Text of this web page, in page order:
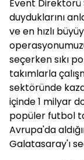
Event Direktörü
duyduklarını
ve en hızlı
seçerken sıkı
takımlarla
sektöründe
içinde 1 milyar
popüler futbol
Avrupa'da
Galatasaray'ı